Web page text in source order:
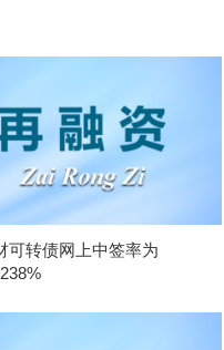
可转债网上中签率为